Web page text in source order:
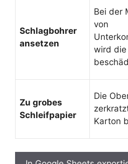
Schlagbohrer
ansetzen
Bei der
von
wird
Zu grobes
Schleifpapier
Die
Karton